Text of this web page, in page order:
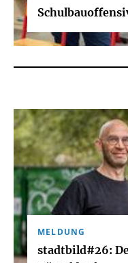
MELDUNG
stadtbild#26: